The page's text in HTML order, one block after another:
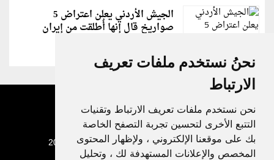
نحنُ نستخدم ملفات تعريف
الارتباط
نحن نستخدم ملفات تعريف الارتباط وتقنيات
التتبع الأخرى لتحسين تجربة التصفح الخاصة
بك على موقعنا الإلكتروني ، ولإظهار المحتوى
المخصص والإعلانات المستهدفة لك ، وتحليل
الجيش الأردني يعلن اعتراض 5
صواريخ قال إنها أُطلقت من إيران
جميع الحقوق محفوظة لدنيا الوطن © 2003 - 2022